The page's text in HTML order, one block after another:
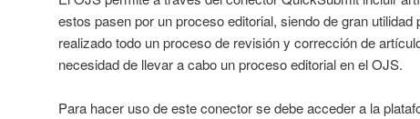
estos pasen por un proceso editorial, siendo de gran utilidad
realizado todo un proceso de revisión y corrección de
necesidad de llevar a cabo un proceso editorial en el OJS.
Para hacer uso de este conector se debe acceder a la